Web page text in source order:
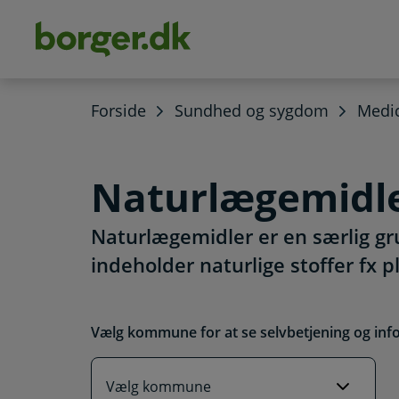
Forside Sundhed og sygdom
Naturlægemidler er en særlig
indeholder naturlige stoffer fx
Vælg kommune for at se selvbetjening og